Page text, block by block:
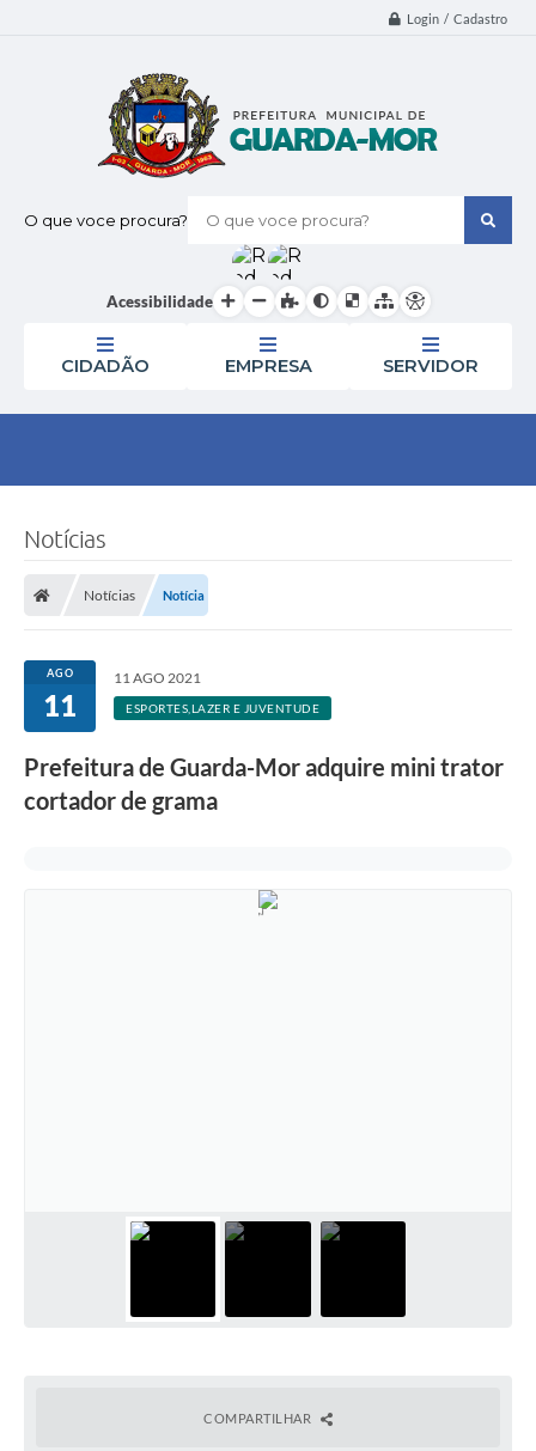
Login / Cadastro
O que voce procura?
Acessibilidade
CIDADÃO EMPRESA SERVIDOR
Notícias
Notícias Notícia
AGO
11
11 AGO 2021
ESPORTES,LAZER E JUVENTUDE
Prefeitura de Guarda-Mor adquire mini trator
cortador de grama
COMPARTILHAR